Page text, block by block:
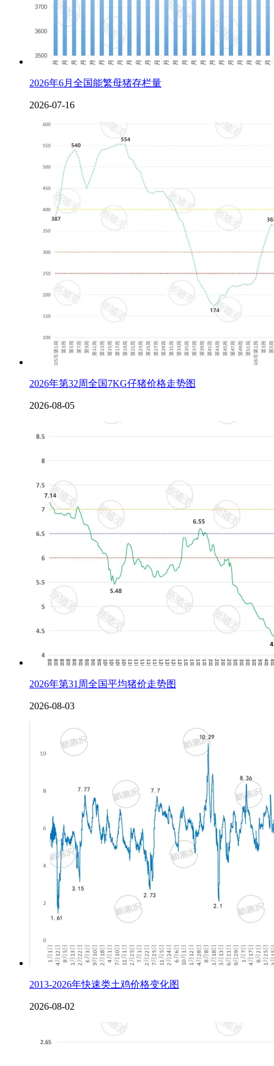
2026年6月全国能繁母猪存栏量
2026-07-16
2026年第32周全国7KG仔猪价格走势图
2026-08-05
2026年第31周全国平均猪价走势图
2026-08-03
2013-2026年快速类土鸡价格变化图
2026-08-02